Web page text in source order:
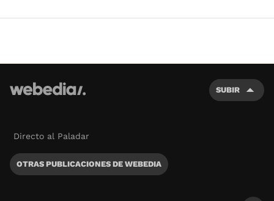
SUBIR
Directo al Paladar
OTRAS PUBLICACIONES DE WEBEDIA